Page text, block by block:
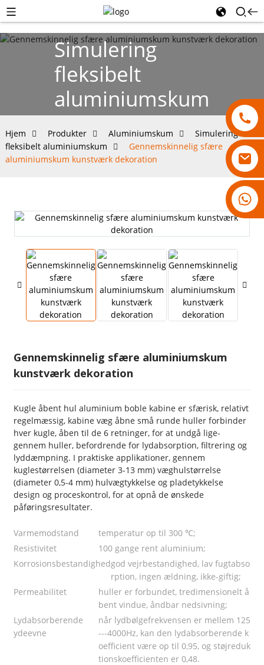
Simulering
fleksibelt
aluminiumskum
Hjem Produkter Aluminiumskum
Simulering
fleksibelt aluminiumskum
Gennemskinnelig sfære
aluminiumskum kunstværk dekoration
Gennemskinnelig sfære aluminiumskum
kunstværk dekoration
Kugle åbent hul aluminium boble kabine er sfærisk, relativt
regelmæssig, kabine væg åbne små runde huller forbinder
hver kugle, åben til de 6 retninger, for at undgå lige-
gennem huller, befordrende for lydabsorption, filtrering og
lyddæmpning. I praktiske applikationer, gennem
kuglestørrelsen (diameter 3-13 mm) væghulstørrelse
(diameter 0,5-4 mm) hulvægtykkelse og pladetykkelse
design og proceskontrol, for at opnå de ønskede
påføringsresultater.
Varmemodstand
temperatur op til 300 ℃;
Resistivitet
100 gange rent aluminium;
Korrosionsbestandighedgod vejrbestandighed, lav fugtabso
rption, ingen ældning, ikke-giftig;
Permeabilitet
huller er forbundet, tredimensionelt å
bent vindue, åndbar nedsivning;
Lydabsorberende
ydeevne
når lydbølgefrekvensen er mellem 125
---4000Hz, kan den lydabsorberende k
oefficient være op til 0,95, og støjreduk
tionskoefficienten er 0,48.